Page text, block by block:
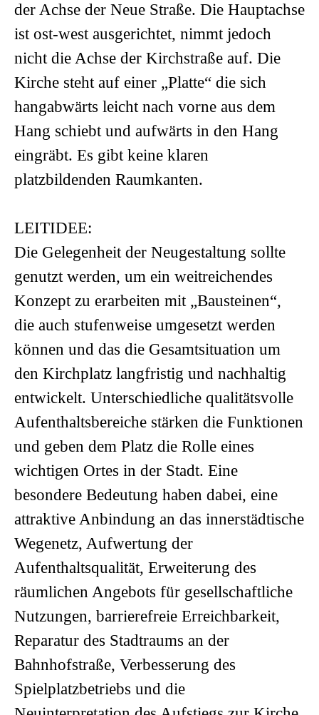
der Achse der Neue Straße. Die Hauptachse
ist ost-west ausgerichtet, nimmt jedoch
nicht die Achse der Kirchstraße auf. Die
Kirche steht auf einer „Platte“ die sich
hangabwärts leicht nach vorne aus dem
Hang schiebt und aufwärts in den Hang
eingräbt. Es gibt keine klaren
platzbildenden Raumkanten.
LEITIDEE:
Die Gelegenheit der Neugestaltung sollte
genutzt werden, um ein weitreichendes
Konzept zu erarbeiten mit „Bausteinen“,
die auch stufenweise umgesetzt werden
können und das die Gesamtsituation um
den Kirchplatz langfristig und nachhaltig
entwickelt. Unterschiedliche qualitätsvolle
Aufenthaltsbereiche stärken die Funktionen
und geben dem Platz die Rolle eines
wichtigen Ortes in der Stadt. Eine
besondere Bedeutung haben dabei, eine
attraktive Anbindung an das innerstädtische
Wegenetz, Aufwertung der
Aufenthaltsqualität, Erweiterung des
räumlichen Angebots für gesellschaftliche
Nutzungen, barrierefreie Erreichbarkeit,
Reparatur des Stadtraums an der
Bahnhofstraße, Verbesserung des
Spielplatzbetriebs und die